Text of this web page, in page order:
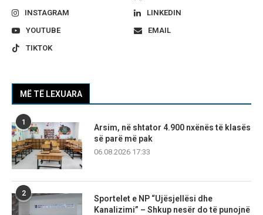
INSTAGRAM
LINKEDIN
YOUTUBE
EMAIL
TIKTOK
MË TË LEXUARA
1
Arsim, në shtator 4.900 nxënës të klasës
së parë më pak
06.08.2026 17:33
2
Sportelet e NP “Ujësjellësi dhe
Kanalizimi” – Shkup nesër do të punojnë